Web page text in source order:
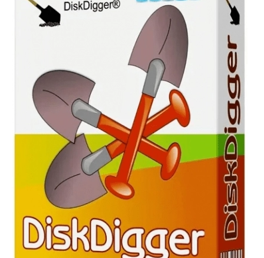
Рейтинги
Софт